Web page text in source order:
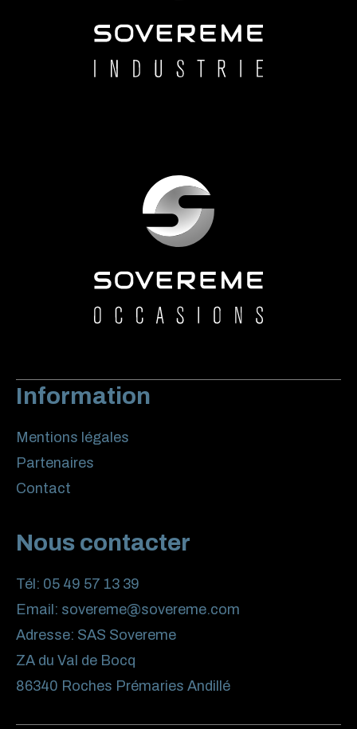
Information
Mentions légales
Partenaires
Contact
Nous contacter
Tél: 05 49 57 13 39
Email: sovereme@sovereme.com
Adresse: SAS Sovereme
ZA du Val de Bocq
86340 Roches Prémaries Andillé